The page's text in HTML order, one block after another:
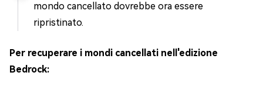
mondo cancellato dovrebbe ora essere
ripristinato.
Per recuperare i mondi cancellati nell'edizione
Bedrock: